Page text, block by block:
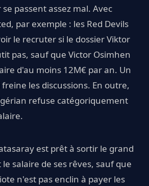
passent assez mal. Avec
par exemple : les Red Devils
le recruter si le dossier Viktor
pas, sauf que Victor Osimhen
d'au moins 12M€ par an. Un
les discussions. En outre,
refuse catégoriquement
est prêt à sortir le grand
salaire de ses rêves, sauf que
n'est pas enclin à payer les